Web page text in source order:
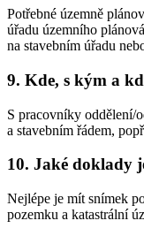
Potřebné územně
úřadu územního
na stavebním úřadu
9. Kde, s kým a
S pracovníky oddělení/
a stavebním řádem,
10. Jaké doklady
Nejlépe je mít snímek
pozemku a katastrální